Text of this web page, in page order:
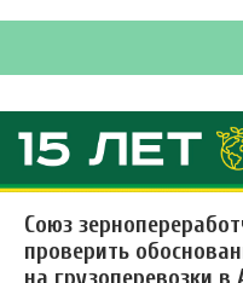
Союз
проверить